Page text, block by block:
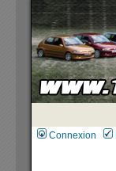
Connexion